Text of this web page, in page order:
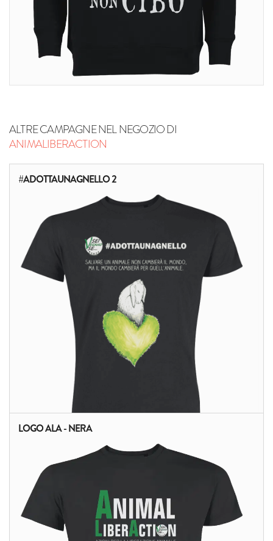
ALTRE CAMPAGNE NEL NEGOZIO DI
ANIMALIBERACTION
#ADOTTAUNAGNELLO 2
ALTRI PRODOTTI:
LOGO ALA - NERA